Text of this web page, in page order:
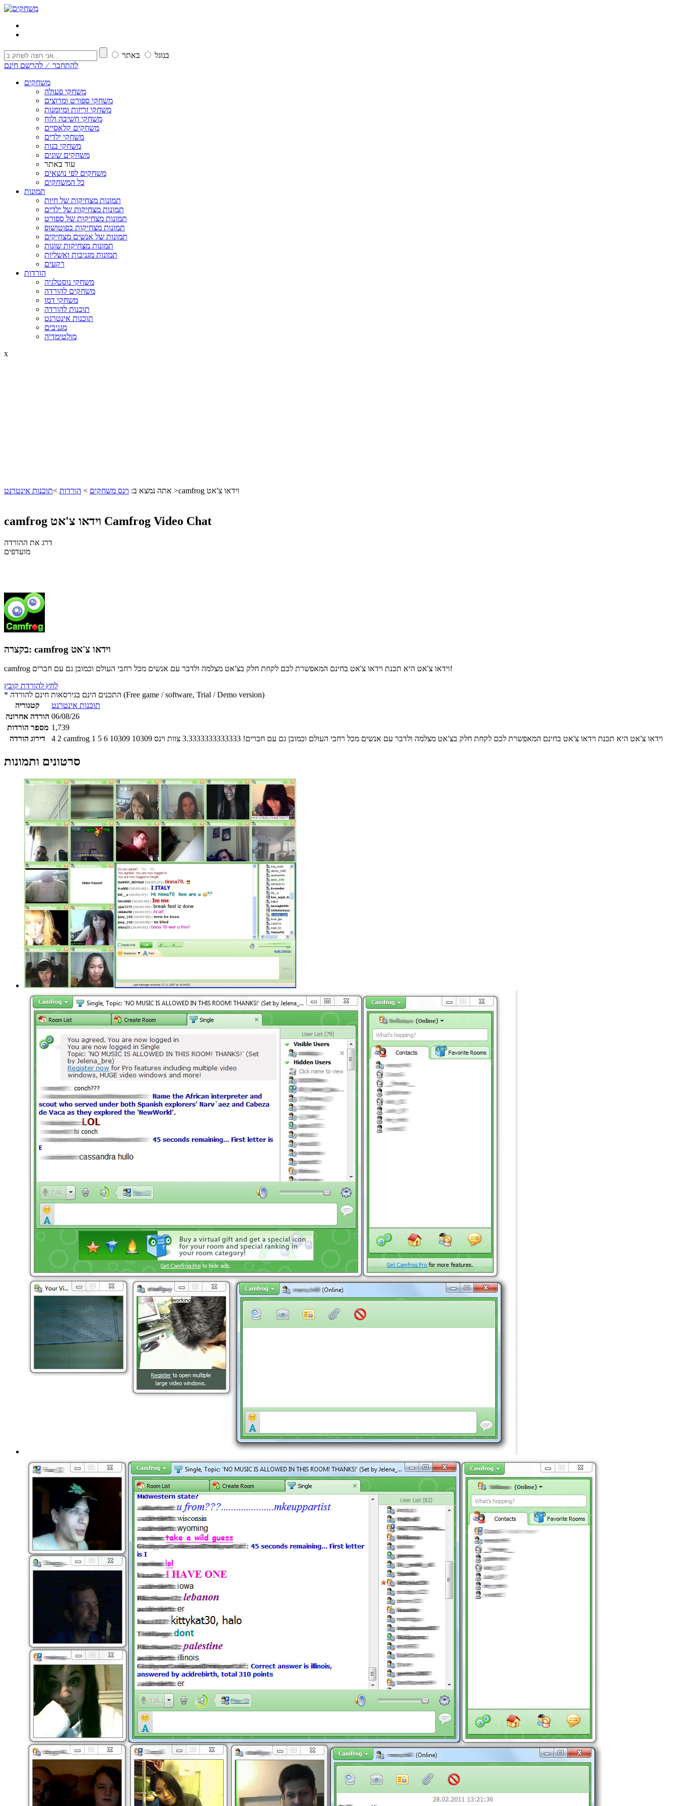
בגוגל
באתר
להתחבר ⁄ להרשם חינם
משחקים
משחקי פעולה
משחקי ספורט ומרוצים
משחקי זריזות ומיומנות
משחקי חשיבה ולוח
משחקים קלאסיים
משחקי ילדים
משחקי בנות
משחקים שונים
עוד באתר
משחקים לפי נושאים
כל המשחקים
תמונות
תמונות מצחיקות של חיות
תמונות מצחיקות של ילדים
תמונות מצחיקות של ספורט
תמונות מצחיקות בפוטושופ
תמונות של אנשים מצחיקים
תמונות מצחיקות שונות
תמונות מגניבות ואשליות
רקעים
הורדות
משחקי נוסטלגיה
משחקים להורדה
משחקי דמו
תוכנות להורדה
תוכנות אינטרנט
מגניבים
מולטימדיה
x
אתה נמצא ב: וינס משחקים > הורדות >תוכנות אינטרנט > camfrog וידאו צ'אט
Camfrog Video Chat
דרג את ההורדה
מועדפים
בקצרה: camfrog וידאו צ'אט
camfrog וידאו צ'אט היא תכנת וידאו צ'אט בחינם המאפשרת לכם לקחת חלק בצ'אט מצלמה ולדבר עם אנשים מכל רחבי העולם וכמובן גם עם חברים!
לחץ להורדת קובץ
* התכנים הינם בגירסאות חינם להורדה (Free game / software, Trial / Demo version)
קטגוריה
תוכנות אינטרנט
הורדה אחרונה 06/08/26
מספר הורדות 1,739
דירוג הורדה
4 2 camfrog וידאו צ'אט היא תכנת וידאו צ'אט בחינם המאפשרת לכם לקחת חלק בצ'אט מצלמה ולדבר עם אנשים מכל רחבי העולם וכמובן גם עם חברים! 3.3333333333333 צוות וינס 10309
10309
6
5
1
סרטונים ותמונות